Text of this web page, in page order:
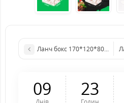
Ланч бокс 170*120*80
09 23